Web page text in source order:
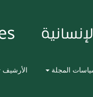
المجلة الأرشيف